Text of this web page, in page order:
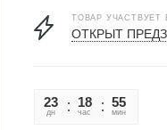
ТОВАР УЧАСТВУЕТ
ОТКРЫТ
23
дн
18
час
55
мин